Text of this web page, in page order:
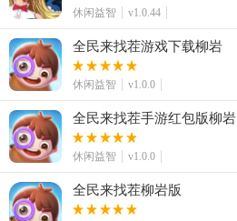
休闲益智 v1.0.44
全民来找茬游戏下载柳岩
休闲益智 v1.0.0
全民来找茬手游红包版柳岩
休闲益智 v1.0.0
全民来找茬柳岩版